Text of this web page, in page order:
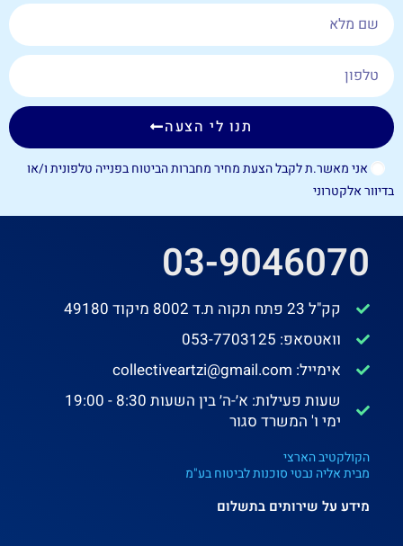
אני מאשר.ת לקבל הצעת מחיר מחברות הביטוח בפנייה טלפונית ו/או
בדיוור אלקטרוני
תנו לי הצעה
03-9046070
קק"ל 23 פתח תקוה ת.ד 8002 מיקוד 49180
וואטסאפ: 053-7703125
אימייל: collectiveartzi@gmail.com
שעות פעילות: א׳-ה׳ בין השעות 8:30 - 19:00
ימי ו' המשרד סגור
הקולקטיב הארצי
מבית אליה נבטי סוכנות לביטוח בע"מ
מידע על שירותים בתשלום